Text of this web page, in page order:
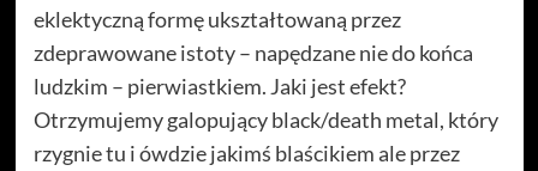
eklektyczną formę ukształtowaną przez
zdeprawowane istoty – napędzane nie do końca
ludzkim – pierwiastkiem. Jaki jest efekt?
Otrzymujemy galopujący black/death metal, który
rzygnie tu i ówdzie jakimś blaścikiem ale przez